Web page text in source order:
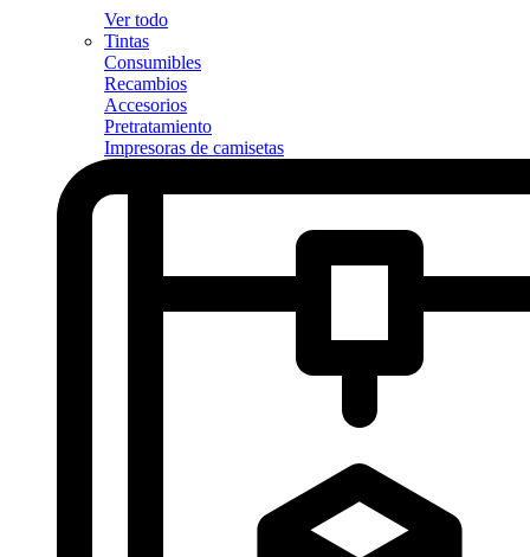
Ver todo
Tintas
Consumibles
Recambios
Accesorios
Pretratamiento
Impresoras de camisetas